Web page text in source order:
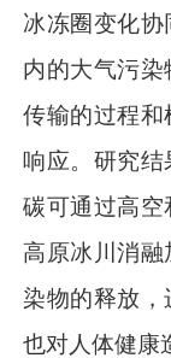
冰冻圈变化
内的大气污
传输的过程
响应。研究
碳可通过高
高原冰川消
染物的释放，
也对人体健康